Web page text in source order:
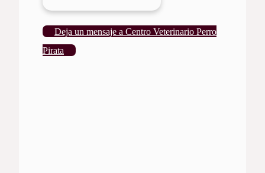
Deja un mensaje a Centro Veterinario Perro
Pirata